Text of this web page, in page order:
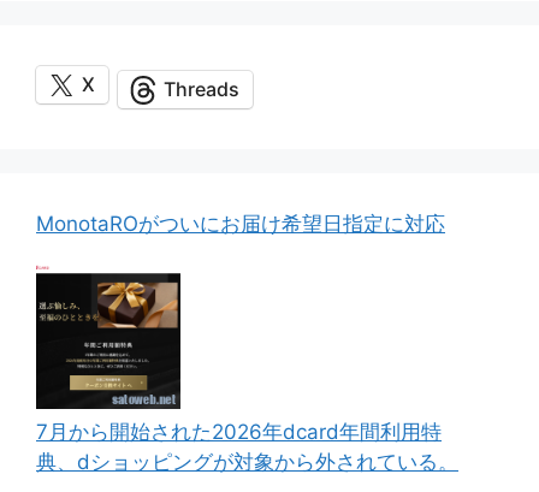
X Threads
MonotaROがついにお届け希望日指定に対応
7月から開始された2026年dcard年間利用特
典、dショッピングが対象から外されている。